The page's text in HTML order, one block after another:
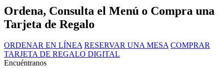
Ordena, Consulta el Menú o Compra una
Tarjeta de Regalo
ORDENAR EN LÍNEA RESERVAR UNA MESA COMPRAR
TARJETA DE REGALO DIGITAL
Encuéntranos